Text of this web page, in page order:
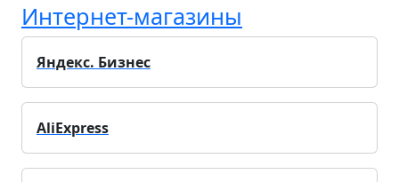
Интернет-магазины
Яндекс. Бизнес
AliExpress